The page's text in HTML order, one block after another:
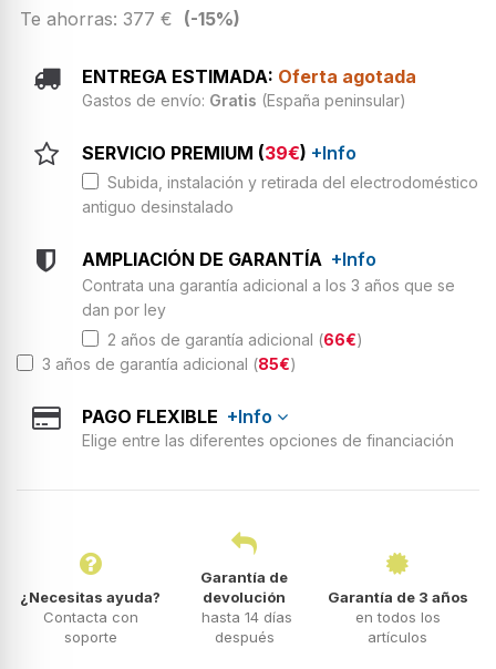
Te ahorras: 377 € (-15%)
ENTREGA ESTIMADA: Oferta agotada
Gastos de envío: Gratis (España peninsular)
SERVICIO PREMIUM (39€) +Info
Subida, instalación y retirada del electrodoméstico
antiguo desinstalado
AMPLIACIÓN DE GARANTÍA +Info
Contrata una garantía adicional a los 3 años que se
dan por ley
2 años de garantía adicional (66€)
3 años de garantía adicional (85€)
PAGO FLEXIBLE +Info
Elige entre las diferentes opciones de financiación
¿Necesitas ayuda?
Contacta con
soporte
Garantía de
devolución
hasta 14 días
después
Garantía de 3 años
en todos los
artículos